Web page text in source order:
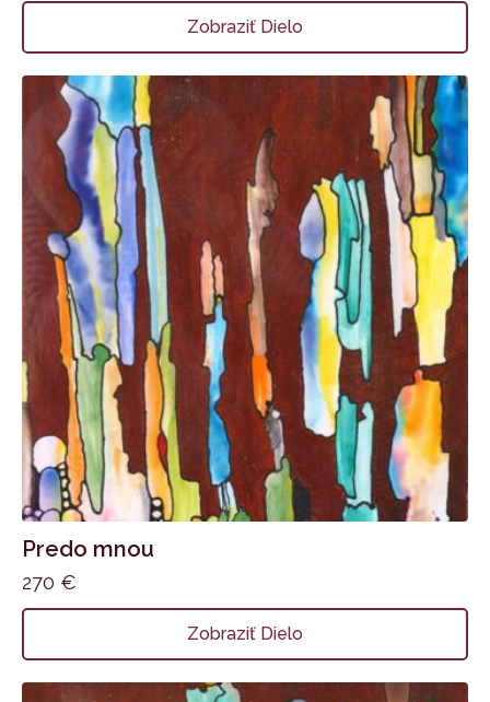
Zobraziť Dielo
Predo mnou
270 €
Zobraziť Dielo